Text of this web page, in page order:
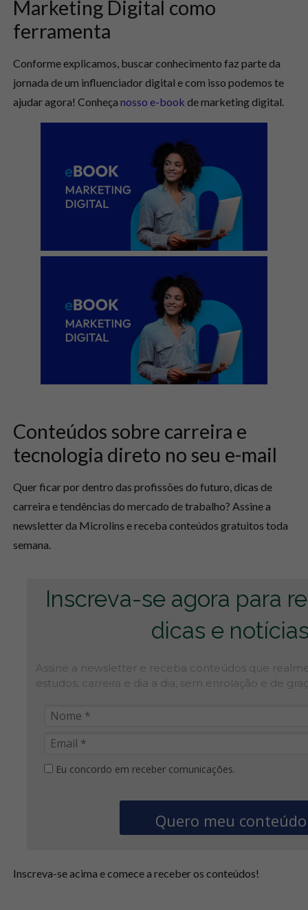
Marketing Digital como
ferramenta
Conforme explicamos, buscar conhecimento faz parte da
jornada de um influenciador digital e com isso podemos te
ajudar agora! Conheça nosso e-book de marketing digital.
Conteúdos sobre carreira e
tecnologia direto no seu e-mail
Quer ficar por dentro das profissões do futuro, dicas de
carreira e tendências do mercado de trabalho? Assine a
newsletter da Microlins e receba conteúdos gratuitos toda
semana.
Inscreva-se agora para
dicas e
Assine a newsletter e rece ba conteúdos que
estudos, carreira e dia a dia, sem enrolação e de
Eu concordo em receber comunicações.
Quero meu
Inscreva-se acima e comece a receber os conteúdos!